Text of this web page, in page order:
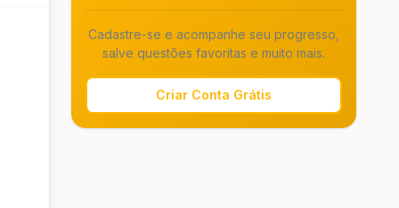
Cadastre-se e acompanhe seu progresso,
salve questões favoritas e muito mais.
Criar Conta Grátis